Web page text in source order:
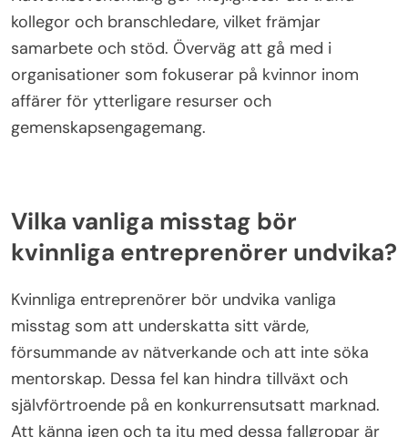
förstärker deras tro på sina förmågor. Som ett
resultat blir kontinuerligt lärande en viktig strategi
för att bygga självförtroende och uppnå framgång
inom entreprenörskap.
Vilka resurser finns för färdighetsutveckling?
mentorsprogram och nätverksmöten.
Onlineplattformar som Coursera och Udemy
och ledarskap. Mentorsprogram kopplar dig till
erfarna entreprenörer för vägledning.
Nätverksevenemang ger möjligheter att träffa
kollegor och branschledare, vilket främjar
samarbete och stöd. Överväg att gå med i